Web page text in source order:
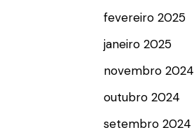
fevereiro 2025
janeiro 2025
novembro 2024
outubro 2024
setembro 2024